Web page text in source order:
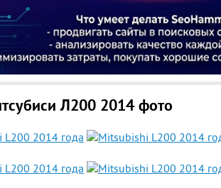
Л200 2014 фото